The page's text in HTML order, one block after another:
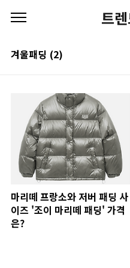
트
겨울패딩 (2)
마리떼 프랑소와 저버 패딩 사
이즈 '조이 마리떼 패딩' 가격
은?